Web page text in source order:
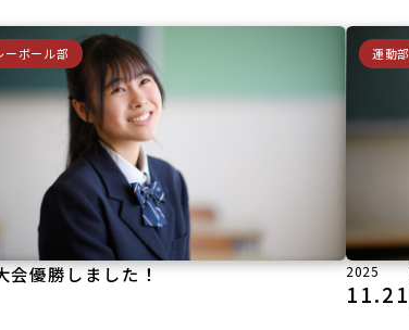
ーボール部
会優勝しました！
運動部
2025
11.21